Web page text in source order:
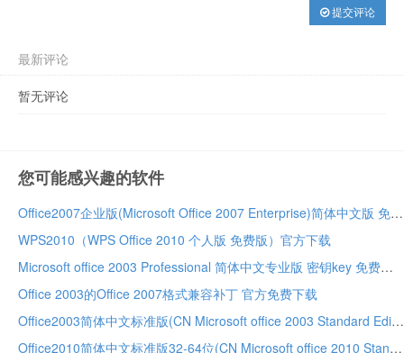
提交评论
最新评论
暂无评论
您可能感兴趣的软件
Office2007企业版(Microsoft Office 2007 Enterprise)简体中文版 免费下载
WPS2010（WPS Office 2010 个人版 免费版）官方下载
Microsoft office 2003 Professional 简体中文专业版 密钥key 免费下载
Office 2003的Office 2007格式兼容补丁 官方免费下载
Office2003简体中文标准版(CN Microsoft office 2003 Standard Edition)免费下载
Office2010简体中文标准版32-64位(CN Microsoft office 2010 Standard x86-x64)免费下载